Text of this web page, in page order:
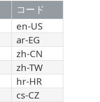
コード
en-US
ar-EG
zh-CN
zh-TW
hr-HR
cs-CZ